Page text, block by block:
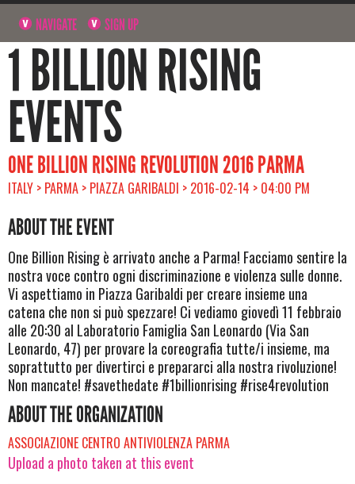
NAVIGATE SIGN UP
1 BILLION RISING
EVENTS
ONE BILLION RISING REVOLUTION 2016 PARMA
ITALY > PARMA > PIAZZA GARIBALDI > 2016-02-14 > 04:00 PM
ABOUT THE EVENT
One Billion Rising è arrivato anche a Parma! Facciamo sentire la
nostra voce contro ogni discriminazione e violenza sulle donne.
Vi aspettiamo in Piazza Garibaldi per creare insieme una
catena che non si può spezzare! Ci vediamo giovedì 11 febbraio
alle 20:30 al Laboratorio Famiglia San Leonardo (Via San
Leonardo, 47) per provare la coreografia tutte/i insieme, ma
soprattutto per divertirci e prepararci alla nostra rivoluzione!
Non mancate! ‪#‎savethedate‬ ‪#‎1billionrising‬ ‪#‎rise4revolution
ABOUT THE ORGANIZATION
ASSOCIAZIONE CENTRO ANTIVIOLENZA PARMA
Upload a photo taken at this event